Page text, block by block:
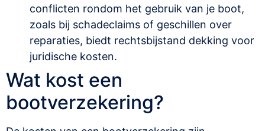
conflicten rondom het gebruik van je boot,
zoals bij schadeclaims of geschillen over
reparaties, biedt rechtsbijstand dekking voor
juridische kosten.
Wat kost een
bootverzekering?